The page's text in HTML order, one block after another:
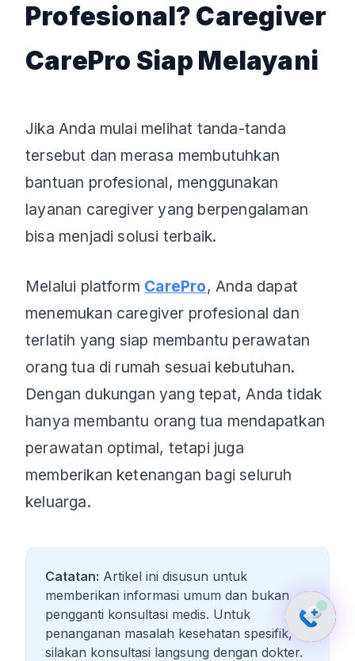
Profesional? Caregiver
CarePro Siap Melayani
Jika Anda mulai melihat tanda-tanda
tersebut dan merasa membutuhkan
bantuan profesional, menggunakan
layanan caregiver yang berpengalaman
bisa menjadi solusi terbaik.
Melalui platform CarePro, Anda dapat
menemukan caregiver profesional dan
terlatih yang siap membantu perawatan
orang tua di rumah sesuai kebutuhan.
Dengan dukungan yang tepat, Anda tidak
hanya membantu orang tua mendapatkan
perawatan optimal, tetapi juga
memberikan ketenangan bagi seluruh
keluarga.
Catatan: Artikel ini disusun untuk
memberikan informasi umum dan bukan
pengganti konsultasi medis. Untuk
penanganan masalah kesehatan spesifik,
silakan konsultasi langsung dengan dokter.